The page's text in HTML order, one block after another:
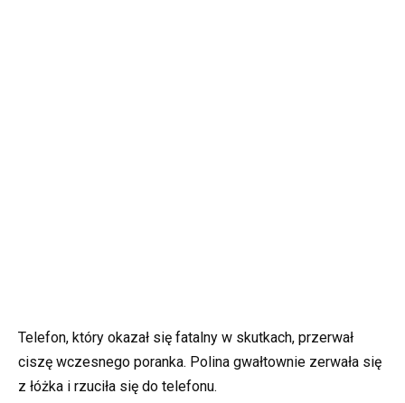
Telefon, który okazał się fatalny w skutkach, przerwał
ciszę wczesnego poranka. Polina gwałtownie zerwała się
z łóżka i rzuciła się do telefonu.